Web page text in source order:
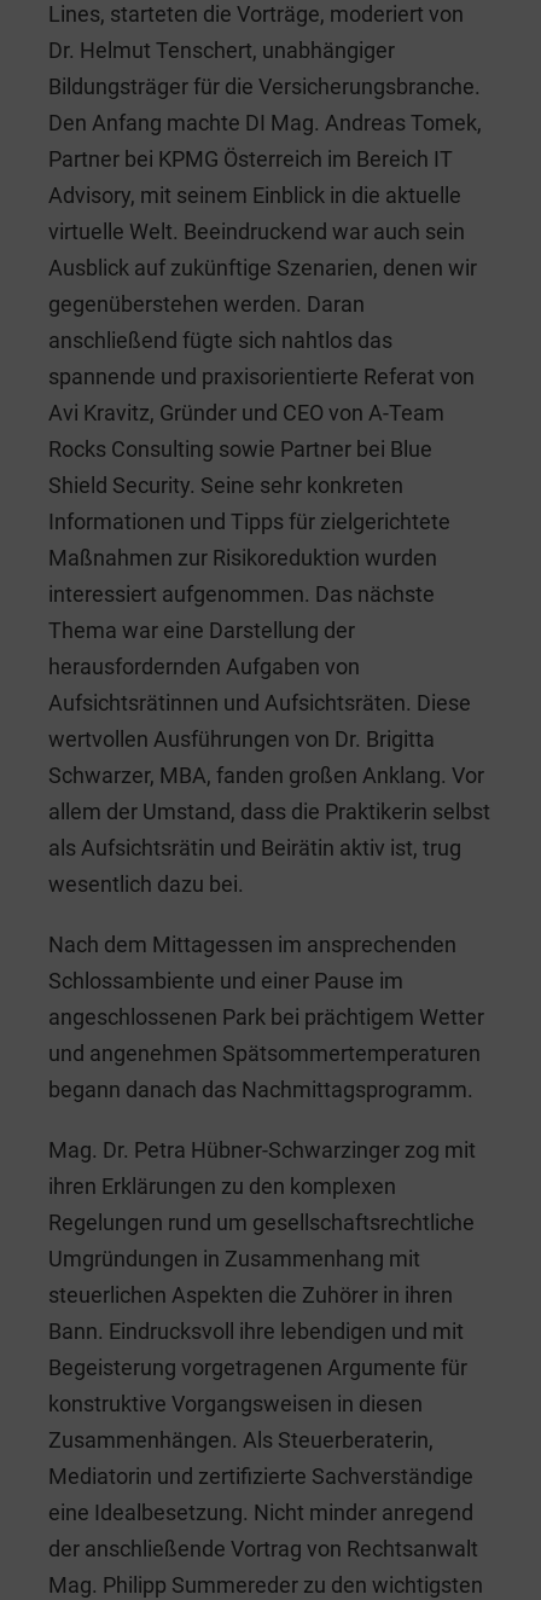
Lines, starteten die Vorträge, moderiert von
Dr. Helmut Tenschert, unabhängiger
Bildungsträger für die Versicherungsbranche.
Den Anfang machte DI Mag. Andreas Tomek,
Partner bei KPMG Österreich im Bereich IT
Advisory, mit seinem Einblick in die aktuelle
virtuelle Welt. Beeindruckend war auch sein
Ausblick auf zukünftige Szenarien, denen wir
gegenüberstehen werden. Daran
anschließend fügte sich nahtlos das
spannende und praxisorientierte Referat von
Avi Kravitz, Gründer und CEO von A-Team
Rocks Consulting sowie Partner bei Blue
Shield Security. Seine sehr konkreten
Informationen und Tipps für zielgerichtete
Maßnahmen zur Risikoreduktion wurden
interessiert aufgenommen. Das nächste
Thema war eine Darstellung der
herausfordernden Aufgaben von
Aufsichtsrätinnen und Aufsichtsräten. Diese
wertvollen Ausführungen von Dr. Brigitta
Schwarzer, MBA, fanden großen Anklang. Vor
allem der Umstand, dass die Praktikerin selbst
als Aufsichtsrätin und Beirätin aktiv ist, trug
wesentlich dazu bei.
Nach dem Mittagessen im ansprechenden
Schlossambiente und einer Pause im
angeschlossenen Park bei prächtigem Wetter
und angenehmen Spätsommertemperaturen
begann danach das Nachmittagsprogramm.
Mag. Dr. Petra Hübner-Schwarzinger zog mit
ihren Erklärungen zu den komplexen
Regelungen rund um gesellschaftsrechtliche
Umgründungen in Zusammenhang mit
steuerlichen Aspekten die Zuhörer in ihren
Bann. Eindrucksvoll ihre lebendigen und mit
Begeisterung vorgetragenen Argumente für
konstruktive Vorgangsweisen in diesen
Zusammenhängen. Als Steuerberaterin,
Mediatorin und zertifizierte Sachverständige
eine Idealbesetzung. Nicht minder anregend
der anschließende Vortrag von Rechtsanwalt
Mag. Philipp Summereder zu den wichtigsten